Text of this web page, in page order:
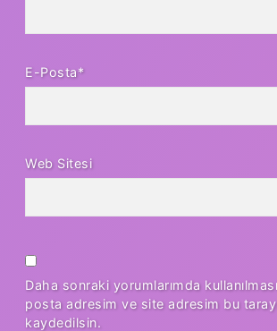
E-Posta*
Web Sitesi
Daha sonraki yorumlarımda
posta adresim ve site adresim bu
kaydedilsin.